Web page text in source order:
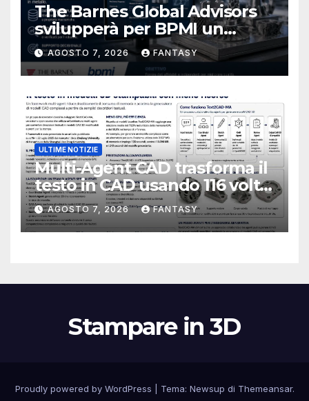
The Barnes Global Advisors
svilupperà per BPMI un
database per la stampa 3D
metallica destinata alla filiera
navale statunitense
AGOSTO 7, 2026 FANTASY
ULTIME NOTIZIE
Multi-Agent CAD trasforma il
testo in CAD usando 116 volte
meno token
AGOSTO 7, 2026 FANTASY
Stampare in 3D
Proudly powered by WordPress Tema: Newsup di Themeansar.